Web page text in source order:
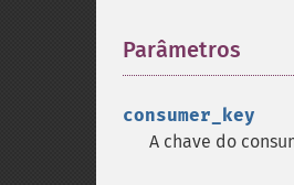
Parâmetros
consumer_key
A chave do